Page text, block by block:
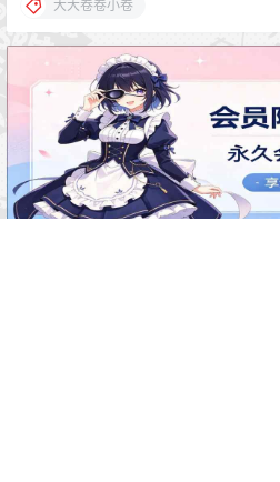
声明：本站所有文章，如无特殊说明
任何个人或组织，在未征得本站同意
发布本站内容到任何网站、书籍等各
犯了原著者的合法权益，可联系我们